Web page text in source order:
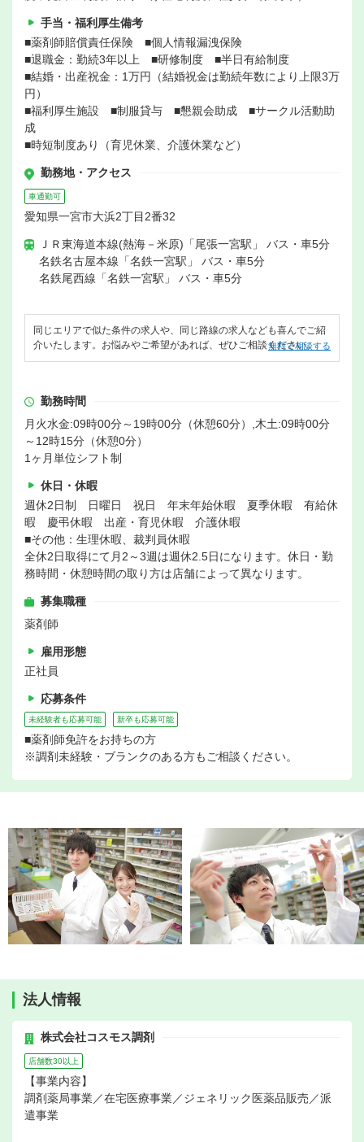
手当・福利厚生備考
■薬剤師賠償責任保険 ■個人情報漏洩保険
■退職金：勤続3年以上 ■研修制度 ■半日有給制度
■結婚・出産祝金：1万円（結婚祝金は勤続年数により上限3万
円）
■福利厚生施設 ■制服貸与 ■懇親会助成 ■サークル活動助
成
■時短制度あり（育児休業、介護休業など）
勤務地・アクセス
車通勤可
愛知県一宮市大浜2丁目2番32
ＪＲ東海道本線(熱海－米原)「尾張一宮駅」 バス・車5分
名鉄名古屋本線「名鉄一宮駅」 バス・車5分
名鉄尾西線「名鉄一宮駅」 バス・車5分
同じエリアで似た条件の求人や、同じ路線の求人なども喜んでご紹
介いたします。お悩みやご希望があれば、ぜひご相談ください。
無料で相談する
勤務時間
月火水金:09時00分～19時00分（休憩60分）,木土:09時00分
～12時15分（休憩0分）
1ヶ月単位シフト制
休日・休暇
週休2日制 日曜日 祝日 年末年始休暇 夏季休暇 有給休
暇 慶弔休暇 出産・育児休暇 介護休暇
■その他：生理休暇、裁判員休暇
全休2日取得にて月2～3週は週休2.5日になります。休日・勤
務時間・休憩時間の取り方は店舗によって異なります。
募集職種
薬剤師
雇用形態
正社員
応募条件
未経験者も応募可能 新卒も応募可能
■薬剤師免許をお持ちの方
※調剤未経験・ブランクのある方もご相談ください。
法人情報
株式会社コスモス調剤
店舗数30以上
【事業内容】
調剤薬局事業／在宅医療事業／ジェネリック医薬品販売／派
遣事業